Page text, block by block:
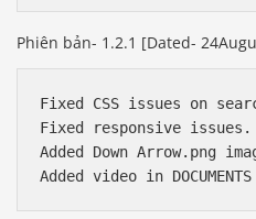
Phiên bản- 1.2.1 [Dated-
Fixed CSS issues on
Fixed responsive issues.
Added Down Arrow.png